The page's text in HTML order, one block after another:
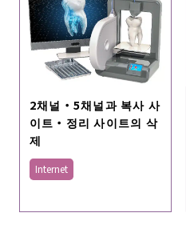
2채널・5채널과 복사 사
이트・정리 사이트의 삭
제
Internet